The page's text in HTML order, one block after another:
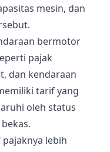
mesin, dan
bermotor
pajak
dan kendaraan
tarif yang
oleh status
lebih